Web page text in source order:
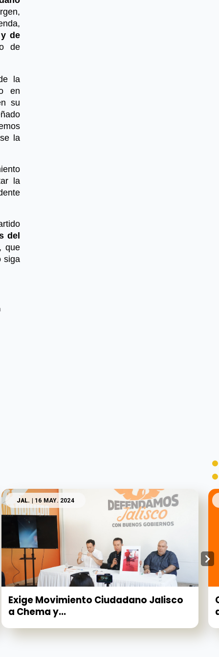
de
de
la
en
su
la
la
del
que
siga
JAL. | 16 MAY. 2024
Exige Movimiento Ciudadano Jalisco
a Chema y...